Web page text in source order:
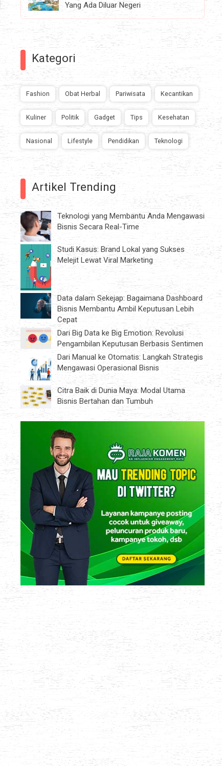
Yang Ada Diluar Negeri
Kategori
Fashion Obat Herbal Pariwisata Kecantikan
Kuliner Politik Gadget Tips Kesehatan
Nasional Lifestyle Pendidikan Teknologi
Artikel Trending
Teknologi yang Membantu Anda Mengawasi
Bisnis Secara Real-Time
Studi Kasus: Brand Lokal yang Sukses
Melejit Lewat Viral Marketing
Data dalam Sekejap: Bagaimana Dashboard
Bisnis Membantu Ambil Keputusan Lebih
Cepat
Dari Big Data ke Big Emotion: Revolusi
Pengambilan Keputusan Berbasis Sentimen
Dari Manual ke Otomatis: Langkah Strategis
Mengawasi Operasional Bisnis
Citra Baik di Dunia Maya: Modal Utama
Bisnis Bertahan dan Tumbuh